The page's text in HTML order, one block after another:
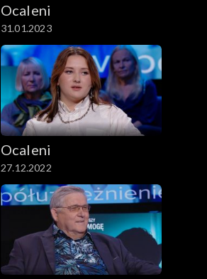
Ocaleni
31.01.2023
Ocaleni
27.12.2022